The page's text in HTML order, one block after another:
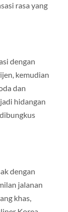
rasa yang
dengan
kemudian
dan
hidangan
dengan
jalanan
khas,